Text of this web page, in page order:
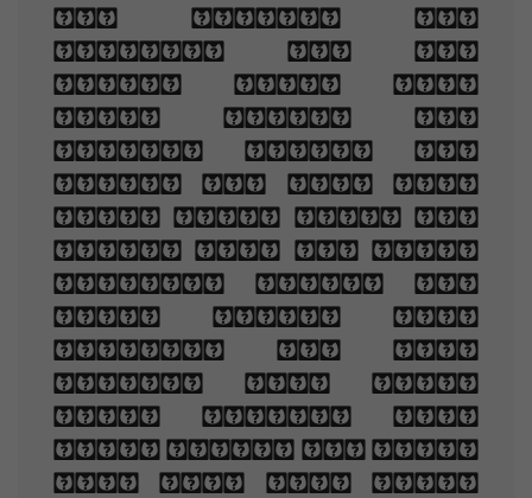
of sleep, And
nodding by the
fire, take down
this book, And
slowly read, and
dream of the soft
look Your eyes had
once, and of their
shadows deep; How
many loved your
moments of glad
grace, And loved
your beauty with
love false or true,
But one man loved